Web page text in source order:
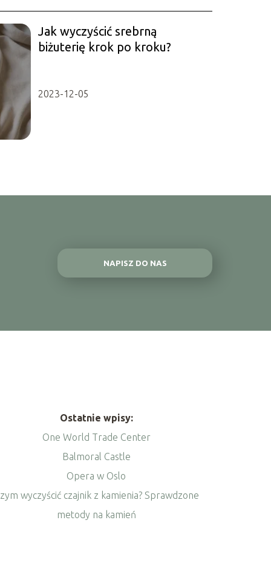
Jak wyczyścić srebrną
biżuterię krok po kroku?
2023-12-05
NAPISZ DO NAS
Ostatnie wpisy:
One World Trade Center
Balmoral Castle
Opera w Oslo
wyczyścić czajnik z kamienia? Sprawdzone
metody na kamień